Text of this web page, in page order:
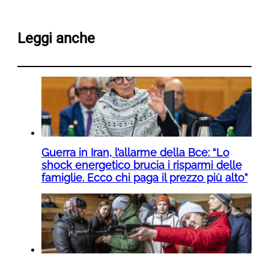
Leggi anche
Guerra in Iran, l’allarme della Bce: “Lo
shock energetico brucia i risparmi delle
famiglie. Ecco chi paga il prezzo più alto”